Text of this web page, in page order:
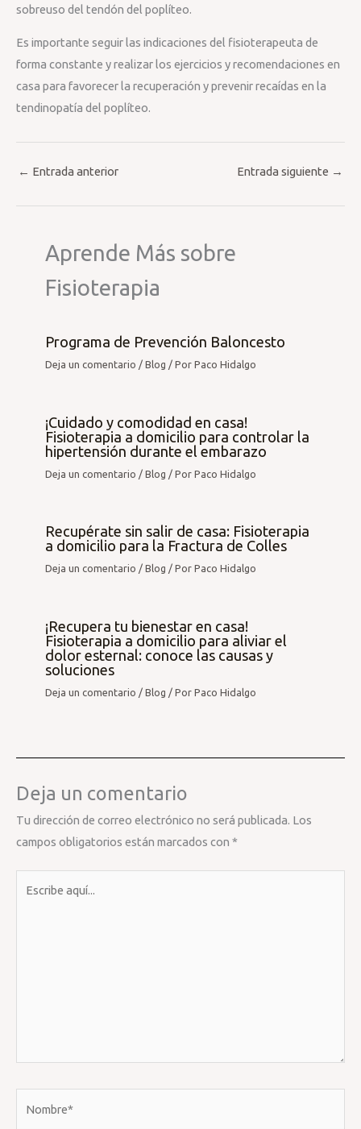
sobreuso del tendón del poplíteo.
Es importante seguir las indicaciones del fisioterapeuta de
forma constante y realizar los ejercicios y recomendaciones en
casa para favorecer la recuperación y prevenir recaídas en la
tendinopatía del poplíteo.
← Entrada anterior Entrada siguiente →
Aprende Más sobre
Fisioterapia
Programa de Prevención Baloncesto
Deja un comentario /Blog / PorPaco Hidalgo
¡Cuidado y comodidad en casa!
Fisioterapia a domicilio para controlar la
hipertensión durante el embarazo
Deja un comentario /Blog / PorPaco Hidalgo
Recupérate sin salir de casa: Fisioterapia
a domicilio para la Fractura de Colles
Deja un comentario /Blog / PorPaco Hidalgo
¡Recupera tu bienestar en casa!
Fisioterapia a domicilio para aliviar el
dolor esternal: conoce las causas y
soluciones
Deja un comentario /Blog / PorPaco Hidalgo
Deja un comentario
Tu dirección de correo electrónico no será publicada. Los
campos obligatorios están marcados con *